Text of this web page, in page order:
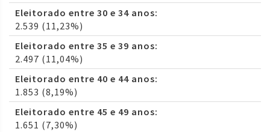
Eleitorado entre 30 e 34 anos:
2.539 (11,23%)
Eleitorado entre 35 e 39 anos:
2.497 (11,04%)
Eleitorado entre 40 e 44 anos:
1.853 (8,19%)
Eleitorado entre 45 e 49 anos:
1.651 (7,30%)